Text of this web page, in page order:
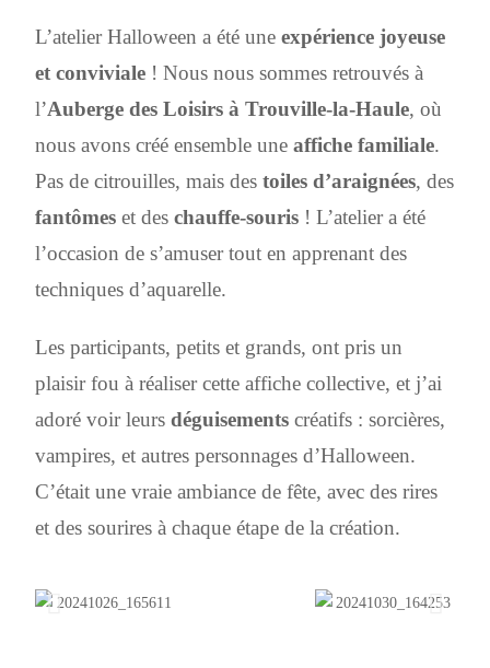
L’atelier Halloween a été uneexpérience joyeuse
et conviviale ! Nous nous sommes retrouvés à
l’Auberge des Loisirs à Trouville-la-Haule, où
nous avons créé ensemble uneaffiche familiale.
Pas de citrouilles, mais destoiles d’araignées, des
fantômes et deschauffe-souris ! L’atelier a été
l’occasion de s’amuser tout en apprenant des
techniques d’aquarelle.
Les participants, petits et grands, ont pris un
plaisir fou à réaliser cette affiche collective, et j’ai
adoré voir leursdéguisements créatifs : sorcières,
vampires, et autres personnages d’Halloween.
C’était une vraie ambiance de fête, avec des rires
et des sourires à chaque étape de la création.